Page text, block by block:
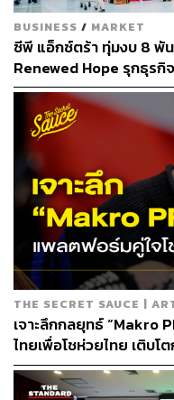
นอกจากนี้ ยังจัดแคมเป
ลูกค้าส่งท้ายปี เช่น โปร
ลดราคาแรง และโปรโ
น้ำมันปาล์ม ผลไม้นำเข้
BUSINESS / MARKET
ซีพี แอ็กซ์ตร้า ทุ่มงบ 8 พั
Renewed Hope รุกธุรกิ
เอเชียแปซิฟิก-ตะวันออก
THE SECRET SAUCE |
เจาะลึกกลยุทธ์ “Makro
ไทยเพื่อโชห่วยไทย เติบโ
เทคโนโลยีที่เข้าใจลูกค้า